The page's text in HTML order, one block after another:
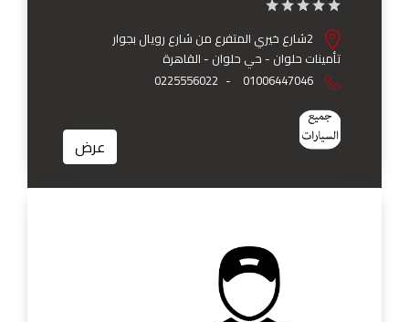
2شارع خيري المتفرع من شارع رويال بجوار
تأمينات حلوان - حي حلوان - القاهرة
01006447046
-
0225556022
عرض